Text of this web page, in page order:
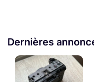
Dernières